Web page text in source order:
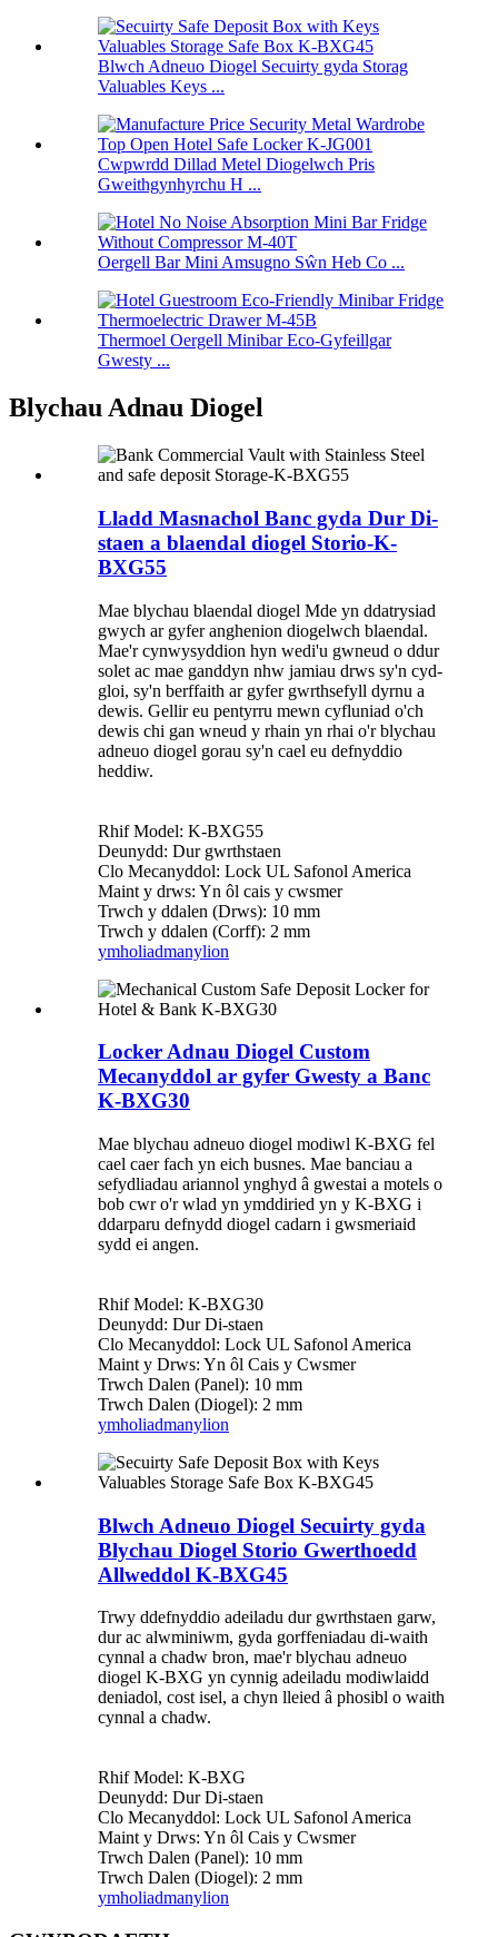
Blwch Adneuo Diogel Secuirty gyda Storag
Valuables Keys ...
Cwpwrdd Dillad Metel Diogelwch Pris
Gweithgynhyrchu H ...
Oergell Bar Mini Amsugno Sŵn Heb Co ...
Thermoel Oergell Minibar Eco-Gyfeillgar
Gwesty ...
Blychau Adnau Diogel
Lladd Masnachol Banc gyda Dur Di-
staen a blaendal diogel Storio-K-
BXG55
Mae blychau blaendal diogel Mde yn ddatrysiad
gwych ar gyfer anghenion diogelwch blaendal.
Mae'r cynwysyddion hyn wedi'u gwneud o ddur
solet ac mae ganddyn nhw jamiau drws sy'n cyd-
gloi, sy'n berffaith ar gyfer gwrthsefyll dyrnu a
dewis. Gellir eu pentyrru mewn cyfluniad o'ch
dewis chi gan wneud y rhain yn rhai o'r blychau
adneuo diogel gorau sy'n cael eu defnyddio
heddiw.
Rhif Model: K-BXG55
Deunydd: Dur gwrthstaen
Clo Mecanyddol: Lock UL Safonol America
Maint y drws: Yn ôl cais y cwsmer
Trwch y ddalen (Drws): 10 mm
Trwch y ddalen (Corff): 2 mm
ymholiadmanylion
Locker Adnau Diogel Custom
Mecanyddol ar gyfer Gwesty a Banc
K-BXG30
Mae blychau adneuo diogel modiwl K-BXG fel
cael caer fach yn eich busnes. Mae banciau a
sefydliadau ariannol ynghyd â gwestai a motels o
bob cwr o'r wlad yn ymddiried yn y K-BXG i
ddarparu defnydd diogel cadarn i gwsmeriaid
sydd ei angen.
Rhif Model: K-BXG30
Deunydd: Dur Di-staen
Clo Mecanyddol: Lock UL Safonol America
Maint y Drws: Yn ôl Cais y Cwsmer
Trwch Dalen (Panel): 10 mm
Trwch Dalen (Diogel): 2 mm
ymholiadmanylion
Blwch Adneuo Diogel Secuirty gyda
Blychau Diogel Storio Gwerthoedd
Allweddol K-BXG45
Trwy ddefnyddio adeiladu dur gwrthstaen garw,
dur ac alwminiwm, gyda gorffeniadau di-waith
cynnal a chadw bron, mae'r blychau adneuo
diogel K-BXG yn cynnig adeiladu modiwlaidd
deniadol, cost isel, a chyn lleied â phosibl o waith
cynnal a chadw.
Rhif Model: K-BXG
Deunydd: Dur Di-staen
Clo Mecanyddol: Lock UL Safonol America
Maint y Drws: Yn ôl Cais y Cwsmer
Trwch Dalen (Panel): 10 mm
Trwch Dalen (Diogel): 2 mm
ymholiadmanylion